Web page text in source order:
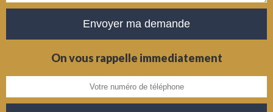
On vous rappelle immediatement